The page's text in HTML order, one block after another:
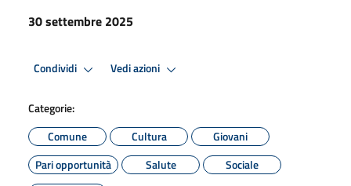
30 settembre 2025
Condividi Vedi azioni
Categorie:
Comune
Cultura
Giovani
Pari opportunità
Salute
Sociale